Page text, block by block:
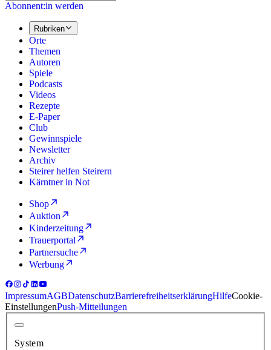
Abonnent:in werden
Rubriken
Orte
Themen
Autoren
Spiele
Podcasts
Videos
Rezepte
E-Paper
Club
Gewinnspiele
Newsletter
Archiv
Steirer helfen Steirern
Kärntner in Not
Shop
Auktion
Kinderzeitung
Trauerportal
Partnersuche
Werbung
ImpressumAGBDatenschutzBarrierefreiheitserklärungHilfeCookie-
EinstellungenPush-Mitteilungen
System